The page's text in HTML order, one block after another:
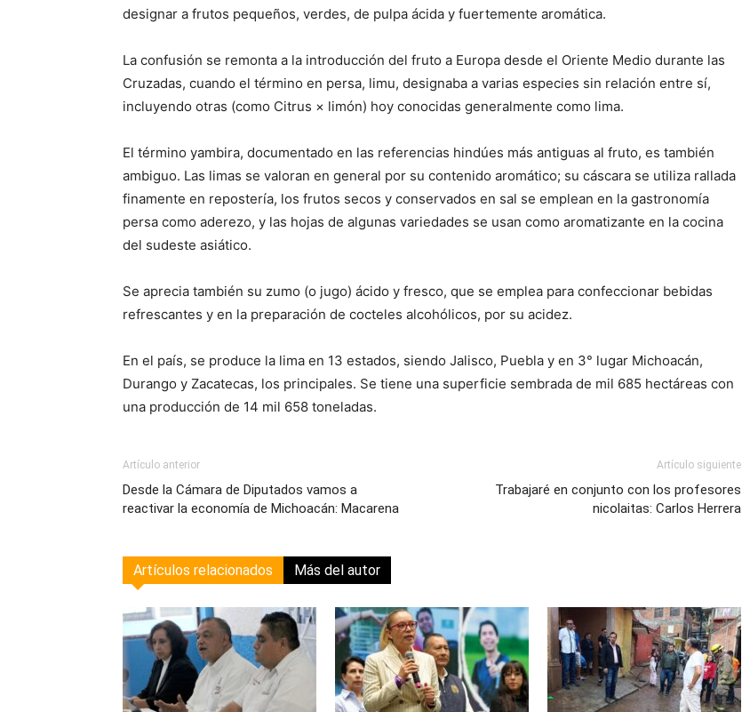
designar a frutos pequeños, verdes, de pulpa ácida y fuertemente aromática.
La confusión se remonta a la introducción del fruto a Europa desde el Oriente Medio durante las
Cruzadas, cuando el término en persa, limu, designaba a varias especies sin relación entre sí,
incluyendo otras (como Citrus × limón) hoy conocidas generalmente como lima.
El término yambira, documentado en las referencias hindúes más antiguas al fruto, es también
ambiguo. Las limas se valoran en general por su contenido aromático; su cáscara se utiliza rallada
finamente en repostería, los frutos secos y conservados en sal se emplean en la gastronomía
persa como aderezo, y las hojas de algunas variedades se usan como aromatizante en la cocina
del sudeste asiático.
Se aprecia también su zumo (o jugo) ácido y fresco, que se emplea para confeccionar bebidas
refrescantes y en la preparación de cocteles alcohólicos, por su acidez.
En el país, se produce la lima en 13 estados, siendo Jalisco, Puebla y en 3° lugar Michoacán,
Durango y Zacatecas, los principales. Se tiene una superficie sembrada de mil 685 hectáreas con
una producción de 14 mil 658 toneladas.
Artículo anterior
Desde la Cámara de Diputados vamos a
reactivar la economía de Michoacán: Macarena
Artículo siguiente
Trabajaré en conjunto con los profesores
nicolaitas: Carlos Herrera
Artículos relacionados Más del autor